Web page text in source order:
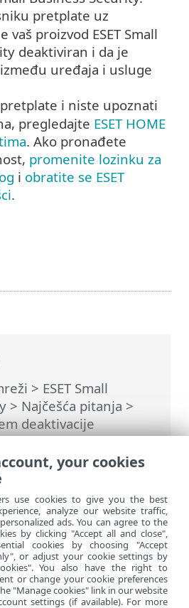
> ESET Small
> Najčešća pitanja >
deaktivacije
ESET HOME>
a veza sa
pretplate uz
vaš proizvod ESET Small
deaktiviran i da je
uređaja i usluge
i niste upoznati
pregledajte ESET HOME
. Ako pronađete
promenite lozinku za
i obratite se ESET
.
računare
your cookies
use cookies to give you the best
analyze our website traffic,
ads. You can agree to the
by clicking "Accept all and close",
cookies by choosing "Accept
or adjust your cookie settings by
You also have the right to
or change your cookie preferences
"Manage cookies" link in our website
settings (if available). For more